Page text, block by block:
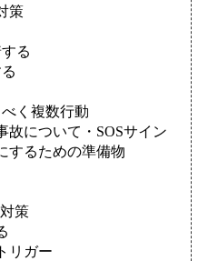
策
る
く複数行動
故について・SOSサイン
するための準備物
策
リガー